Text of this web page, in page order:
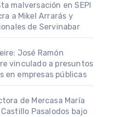
malversación en SEPI
a Mikel Arrarás y
de Servinabar
José Ramón
vinculado a presuntos
en empresas públicas
de Mercasa María
Castillo Pasalodos bajo